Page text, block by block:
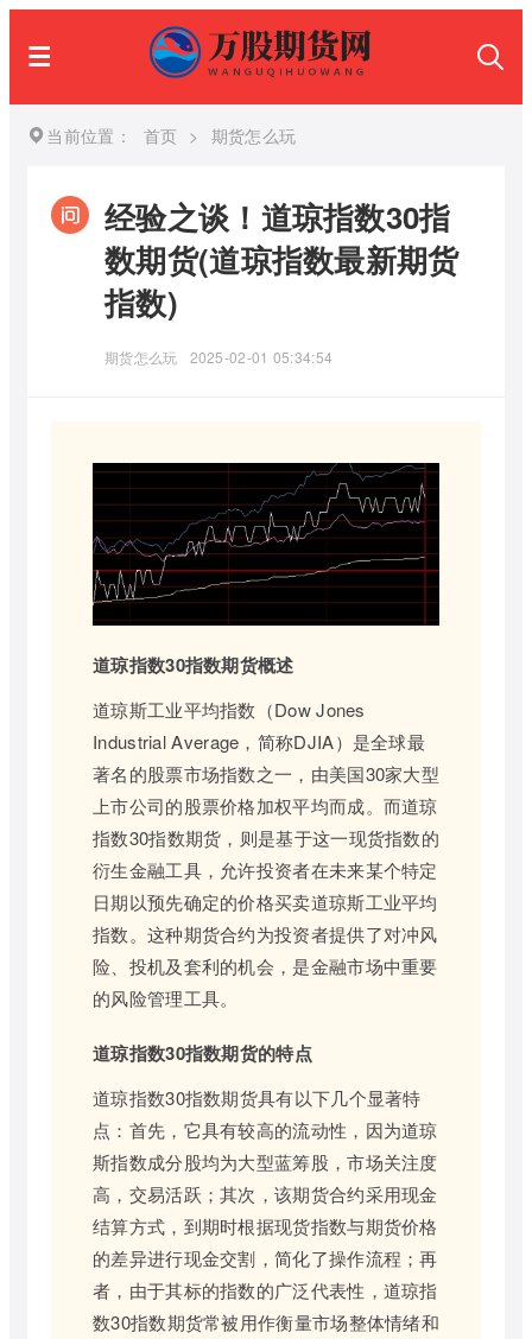
当前位置： 首页 > 期货怎么玩
经验之谈！道琼指数30指
数期货(道琼指数最新期货
指数)
期货怎么玩 2025-02-01 05:34:54
道琼指数30指数期货概述
道琼斯工业平均指数（Dow Jones
Industrial Average，简称DJIA）是全球最
著名的股票市场指数之一，由美国30家大型
上市公司的股票价格加权平均而成。而道琼
指数30指数期货，则是基于这一现货指数的
衍生金融工具，允许投资者在未来某个特定
日期以预先确定的价格买卖道琼斯工业平均
指数。这种期货合约为投资者提供了对冲风
险、投机及套利的机会，是金融市场中重要
的风险管理工具。
道琼指数30指数期货的特点
道琼指数30指数期货具有以下几个显著特
点：首先，它具有较高的流动性，因为道琼
斯指数成分股均为大型蓝筹股，市场关注度
高，交易活跃；其次，该期货合约采用现金
结算方式，到期时根据现货指数与期货价格
的差异进行现金交割，简化了操作流程；再
者，由于其标的指数的广泛代表性，道琼指
数30指数期货常被用作衡量市场整体情绪和